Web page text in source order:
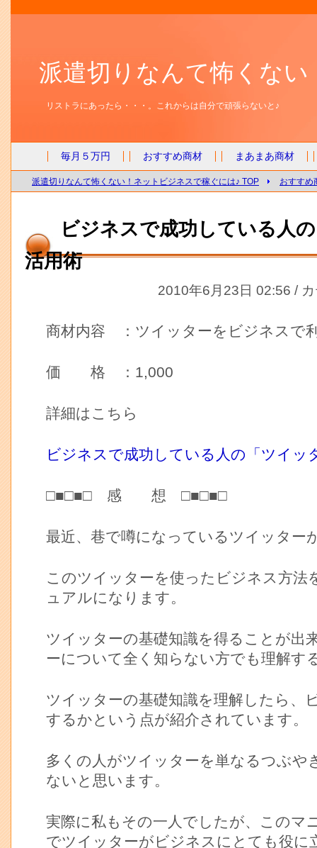
派遣切りなんて怖くな
リストラにあったら・・・。これからは自分で頑張らないと♪
毎月５万円 おすすめ商材 まあまあ商材
派遣切りなんて怖くない！ネットビジネスで稼ぐには♪ TOP おすすめ
ビジネスで成功している人
活用術
2010年6月23日 02:56 /
商材内容 ：ツイッターをビジネスで
価 格 ：1,000
詳細はこちら
ビジネスで成功している人の「ツイッ
□■□■□ 感 想 □■□■□
最近、巷で噂になっているツイッター
このツイッターを使ったビジネス方法
ュアルになります。
ツイッターの基礎知識を得ることが出
ーについて全く知らない方でも理解す
ツイッターの基礎知識を理解したら、
するかという点が紹介されています。
多くの人がツイッターを単なるつぶや
ないと思います。
実際に私もその一人でしたが、このマ
でツイッターがビジネスにとても役に